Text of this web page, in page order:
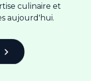
culinaire et
aujourd'hui.
chevron_right